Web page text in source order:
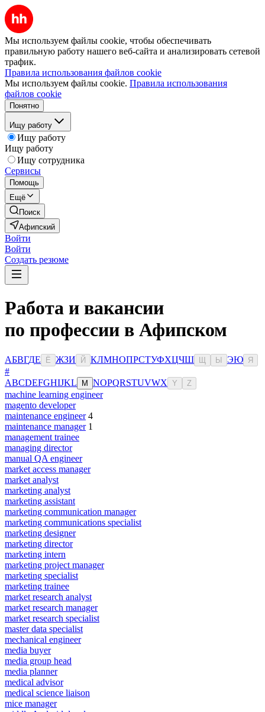
Мы используем файлы cookie, чтобы обеспечивать
правильную работу нашего веб-сайта и анализировать сетевой
трафик.
Правила использования файлов cookie
Мы используем файлы cookie. Правила использования
файлов cookie
Понятно
Ищу работу
Ищу работу
Ищу работу
Ищу сотрудника
Сервисы
Помощь
Ещё
Поиск
Афипский
Войти
Войти
Создать резюме
Работа и вакансии
по профессии в Афипском
АБВГДЕ Ё ЖЗИ Й КЛМНОПРСТУФХЦЧШ Ы ЭЮ Я
#
ABCDEFGHIJKL M NOPQRSTUVWX Y Z
machine learning engineer
magento developer
maintenance engineer 4
maintenance manager 1
management trainee
managing director
manual QA engineer
market access manager
market analyst
marketing analyst
marketing assistant
marketing communication manager
marketing communications specialist
marketing designer
marketing director
marketing intern
marketing project manager
marketing specialist
marketing trainee
market research analyst
market research manager
market research specialist
master data specialist
mechanical engineer
media buyer
media group head
media planner
medical advisor
medical science liaison
mice manager